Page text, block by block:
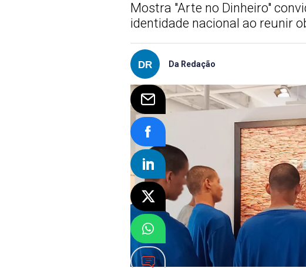
Mostra "Arte no Dinheiro"
identidade nacional ao reunir
Da Redação